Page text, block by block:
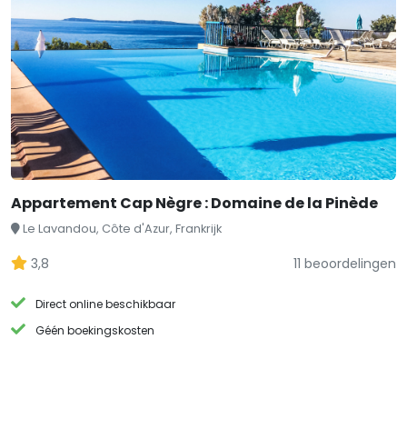
Appartement Cap Nègre : Domaine de la Pinède
Le Lavandou, Côte d'Azur, Frankrijk
3,8 11 beoordelingen
Direct online beschikbaar
Géén boekingskosten